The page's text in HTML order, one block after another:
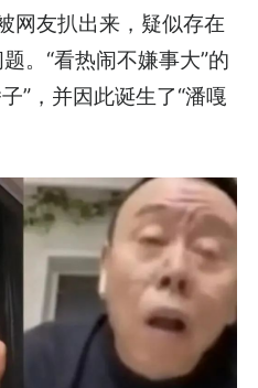
网友扒出来，疑似存在
。“看热闹不嫌事大”的
”，并因此诞生了“潘嘎